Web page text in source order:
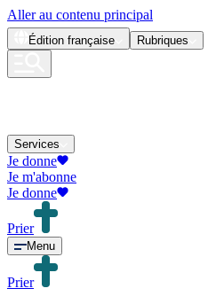
Aller au contenu principal
Édition française Rubriques
Services
Je donne
Je m'abonne
Je donne
Prier
Menu
Prier